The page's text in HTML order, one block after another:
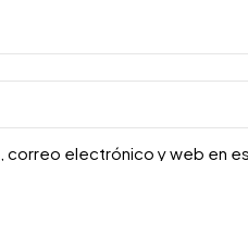
correo electrónico y web en